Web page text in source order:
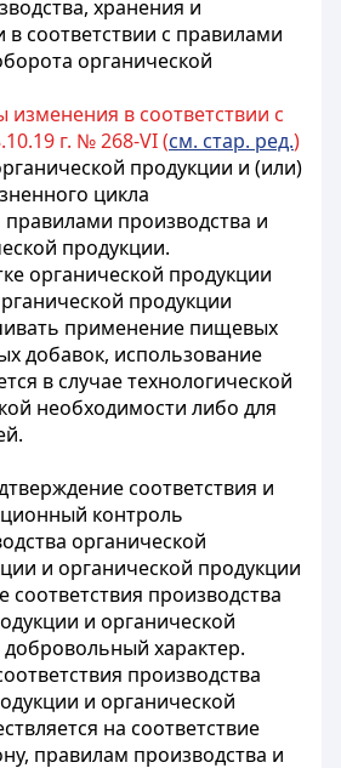
хранения и
соответствии с правилами
органической
изменения в соответствии с
г. № 268-VI (см. стар. ред.)
продукции и (или)
цикла
правилами производства и
продукции.
органической продукции
продукции
применение пищевых
добавок, использование
в случае технологической
необходимости либо для
соответствия и
контроль
органической
и органической продукции
соответствия производства
и органической
характер.
производства
и органической
на соответствие
правилам производства и